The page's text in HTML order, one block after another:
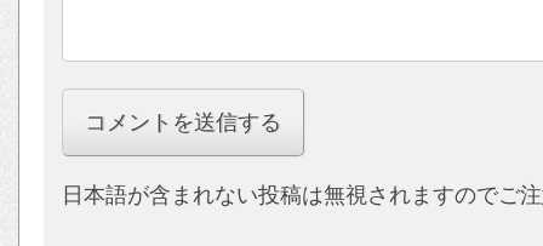
日本語が含まれない投稿は無視されますのでご